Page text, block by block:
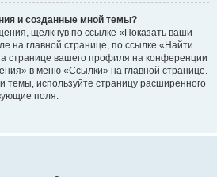
и созданные мной темы?
щёлкнув по ссылке «Показать ваши
на главной странице, по ссылке «Найти
странице вашего профиля на конференции
в меню «Ссылки» на главной странице.
темы, используйте страницу расширенного
поля.